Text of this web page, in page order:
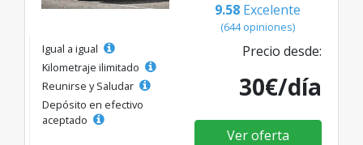
9.58 Excelente
(644 opiniones)
Igual a igual
Kilometraje ilimitado
Reunirse y Saludar
Depósito en efectivo
aceptado
Precio desde:
30€/día
Ver oferta